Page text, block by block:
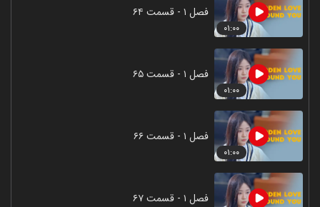
۰۱:۰۰
فصل ۱ - قسمت ۶۴
۰۱:۰۰
فصل ۱ - قسمت ۶۵
۰۱:۰۰
فصل ۱ - قسمت ۶۶
فصل ۱ - قسمت ۶۷